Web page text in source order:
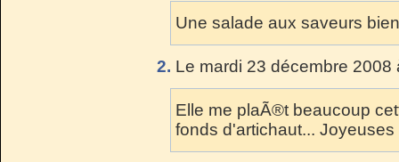
Une salade aux saveurs
2. Le mardi 23 décembre
Elle me plaÃ®t beaucoup
fonds d'artichaut... Joyeuses